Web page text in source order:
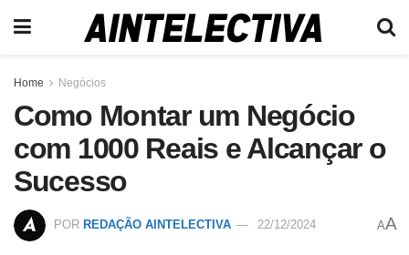
Home Negócios
Como Montar um Negócio
com 1000 Reais e Alcançar o
Sucesso
POR REDAÇÃO AINTELECTIVA 22/12/2024 AA